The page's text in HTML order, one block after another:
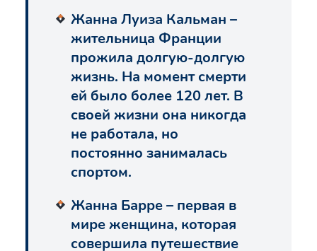
Жанна Луиза Кальман –
жительница Франции
прожила долгую-долгую
жизнь. На момент смерти
ей было более 120 лет. В
своей жизни она никогда
не работала, но
постоянно занималась
спортом.
Жанна Барре – первая в
мире женщина, которая
совершила путешествие